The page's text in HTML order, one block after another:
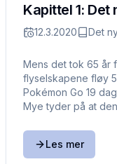
Kapittel 1:
12.3.2020 Det
Mens det tok 65 år
flyselskapene fløy
Pokémon Go 19
Mye tyder på at
Les mer